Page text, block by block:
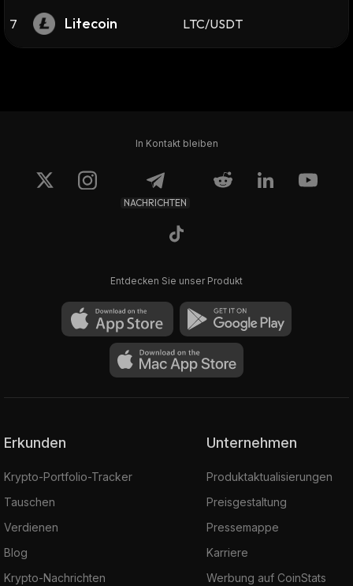
7 Litecoin LTC/USDT
In Kontakt bleiben
NACHRICHTEN
Entdecken Sie unser Produkt
Erkunden
Krypto-Portfolio-Tracker
Tauschen
Verdienen
Blog
Krypto-Nachrichten
Unternehmen
Produktaktualisierungen
Preisgestaltung
Pressemappe
Karriere
Werbung auf CoinStats